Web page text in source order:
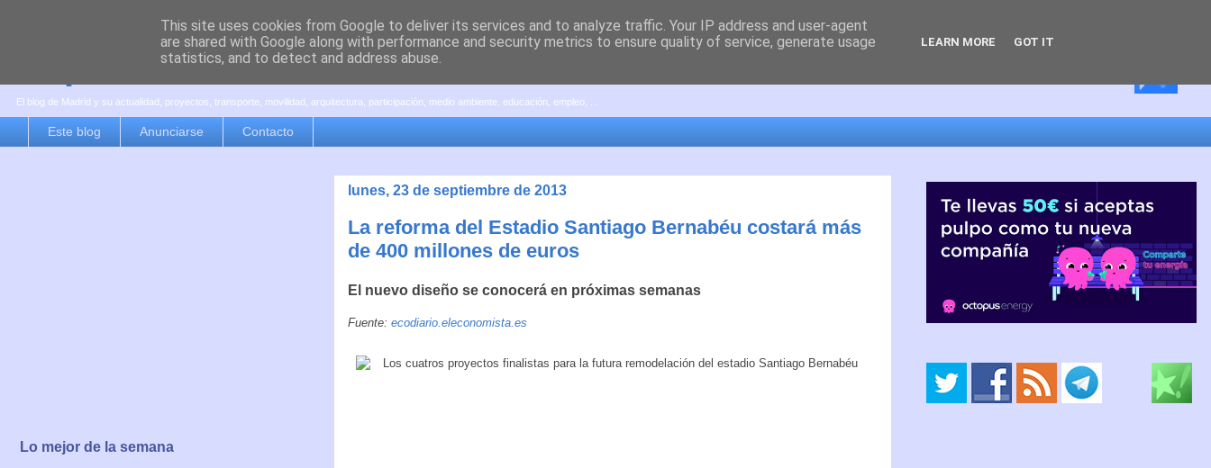
es por madrid
El blog de Madrid y su actualidad, proyectos, transporte, movilidad, arquitectura, participación, medio ambiente, educación, empleo, ...
Este blog Anunciarse Contacto
lunes, 23 de septiembre de 2013
La reforma del Estadio Santiago Bernabéu costará más
de 400 millones de euros
El nuevo diseño se conocerá en próximas semanas
Fuente: ecodiario.eleconomista.es
Lo mejor de la semana
This site uses cookies from Google to deliver its services and to analyze traffic. Your IP address and user-agent
are shared with Google along with performance and security metrics to ensure quality of service, generate usage
statistics, and to detect and address abuse.
LEARN MORE GOT IT